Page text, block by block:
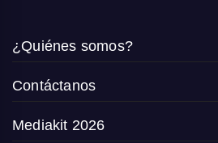
¿Quiénes somos?
Contáctanos
Mediakit 2026